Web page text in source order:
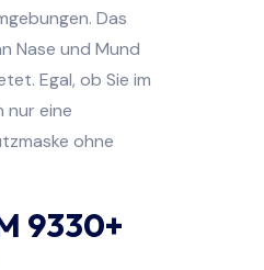
Das
Nase und Mund
Egal, ob Sie im
nur eine
ohne
9330+